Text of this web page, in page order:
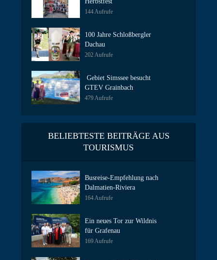
144 Aufrufe
100 Jahre Schloßbergler
Dachau
202 Aufrufe
Gebiet Simssee besucht
GTEV Grainbach
479 Aufrufe
BELIEBTESTE BEITRÄGE AUS
TOURISMUS
Busreise-Empfehlung nach
Dalmatien-Riviera
164 Aufrufe
Ein neues Tor zur Wildnis
für Grafenau
169 Aufrufe